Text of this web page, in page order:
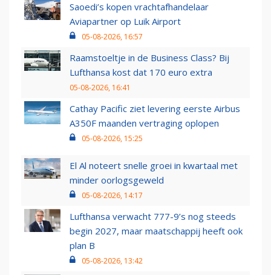
Saoedi’s kopen vrachtafhandelaar
Aviapartner op Luik Airport
05-08-2026, 16:57
Raamstoeltje in de Business Class? Bij
Lufthansa kost dat 170 euro extra
05-08-2026, 16:41
Cathay Pacific ziet levering eerste Airbus
A350F maanden vertraging oplopen
05-08-2026, 15:25
El Al noteert snelle groei in kwartaal met
minder oorlogsgeweld
05-08-2026, 14:17
Lufthansa verwacht 777-9’s nog steeds
begin 2027, maar maatschappij heeft ook
plan B
05-08-2026, 13:42